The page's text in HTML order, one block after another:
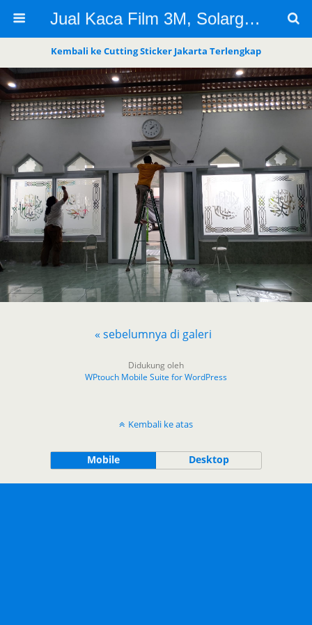
Jual Kaca Film 3M, Solargard, Cutting Sticker Sandblast
Kembali ke Cutting Sticker Jakarta Terlengkap
« sebelumnya di galeri
Didukung oleh
WPtouch Mobile Suite for WordPress
Kembali ke atas
Mobile Desktop